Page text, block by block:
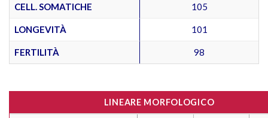
CELL. SOMATICHE 105
LONGEVITÀ 101
FERTILITÀ 98
LINEARE MORFOLOGICO